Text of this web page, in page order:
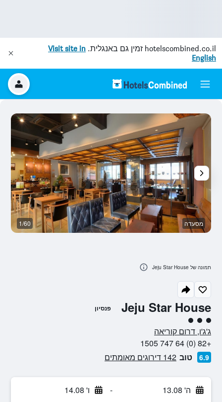
hotelscombined.co.il זמין גם באנגלית. Visit site in
English
Jeju Star House פנסיון
3 דירוג מחלקת נוסעים
ג'ג'ו, דרום קוריאה
+82 (0) 64 747 1505
6.9 טוב 142 דירוגים מאומתים
ה' 13.08 - ו' 14.08
מסעדה 1/60
תמונה של Jeju Star House